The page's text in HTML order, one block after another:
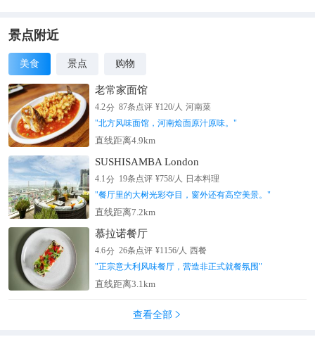
景点附近
美食 景点 购物
老常家面馆
4.2分 87条点评 ¥120/人 河南菜
"北方风味面馆，河南烩面原汁原味。 "
直线距离4.9km
SUSHISAMBA London
4.1分 19条点评 ¥758/人 日本料理
"餐厅里的大树光彩夺目，窗外还有高空美景。 "
直线距离7.2km
慕拉诺餐厅
4.6分 26条点评 ¥1156/人 西餐
"正宗意大利风味餐厅，营造非正式就餐氛围"
直线距离3.1km
查看全部 